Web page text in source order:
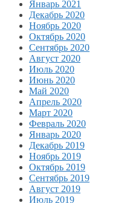
Январь 2021
Декабрь 2020
Ноябрь 2020
Октябрь 2020
Сентябрь 2020
Август 2020
Июль 2020
Июнь 2020
Май 2020
Апрель 2020
Март 2020
Февраль 2020
Январь 2020
Декабрь 2019
Ноябрь 2019
Октябрь 2019
Сентябрь 2019
Август 2019
Июль 2019